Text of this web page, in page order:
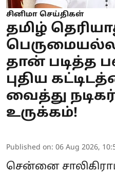
சினிமா செய்திகள்
தமிழ்
தான் படித்த
புதிய
வைத்து
உருக்கம்!
Published on: 06 Aug 2026,
சென்னை